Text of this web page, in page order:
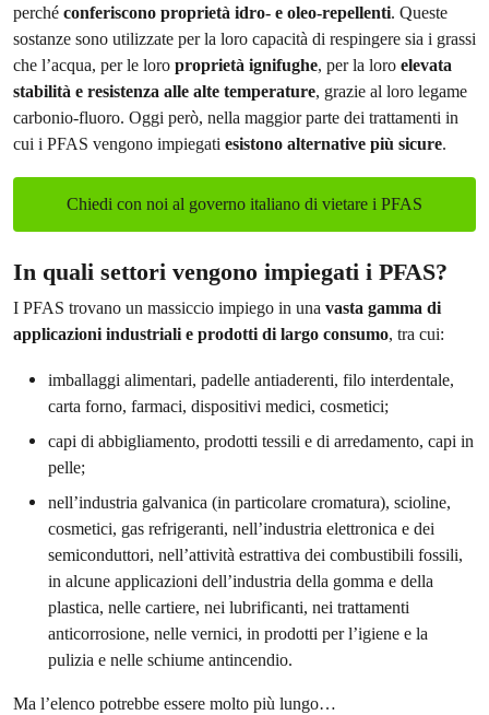
perché conferiscono proprietà idro- e oleo-repellenti. Queste
sostanze sono utilizzate per la loro capacità di respingere sia i grassi
che l’acqua, per le loro proprietà ignifughe, per la loro elevata
stabilità e resistenza alle alte temperature, grazie al loro legame
carbonio-fluoro. Oggi però, nella maggior parte dei trattamenti in
cui i PFAS vengono impiegati esistono alternative più sicure.
Chiedi con noi al governo italiano di vietare i PFAS
In quali settori vengono impiegati i PFAS?
I PFAS trovano un massiccio impiego in una vasta gamma di
applicazioni industriali e prodotti di largo consumo, tra cui:
imballaggi alimentari, padelle antiaderenti, filo interdentale,
carta forno, farmaci, dispositivi medici, cosmetici;
capi di abbigliamento, prodotti tessili e di arredamento, capi in
pelle;
nell’industria galvanica (in particolare cromatura), scioline,
cosmetici, gas refrigeranti, nell’industria elettronica e dei
semiconduttori, nell’attività estrattiva dei combustibili fossili,
in alcune applicazioni dell’industria della gomma e della
plastica, nelle cartiere, nei lubrificanti, nei trattamenti
anticorrosione, nelle vernici, in prodotti per l’igiene e la
pulizia e nelle schiume antincendio.
Ma l’elenco potrebbe essere molto più lungo…